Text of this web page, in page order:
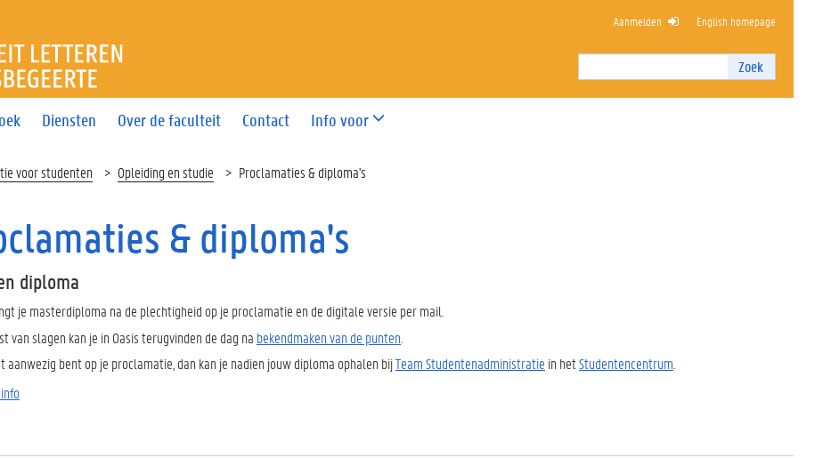
Zoek
Zoek
Aanmelden English homepage
Diensten Over de faculteit Contact Info voor
LETTEREN EN WIJSBEGEERTE
voor studenten Opleiding en studie Proclamaties & diploma's
& diploma's
diploma
je masterdiploma na de plechtigheid op je proclamatie en de digitale versie per mail.
van slagen kan je in Oasis terugvinden de dag na bekendmaken van de punten
aanwezig bent op je proclamatie, dan kan je nadien jouw diploma ophalen bijTeam Studentenadministratie in hetStudentencentrum